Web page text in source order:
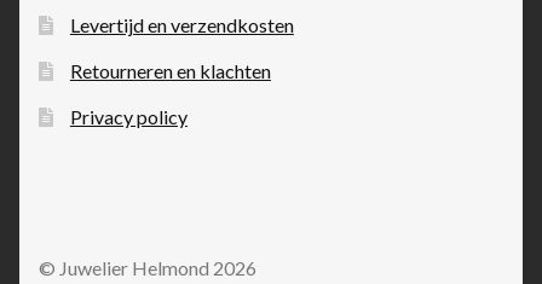
Levertijd en verzendkosten
Retourneren en klachten
Privacy policy
© Juwelier Helmond 2026